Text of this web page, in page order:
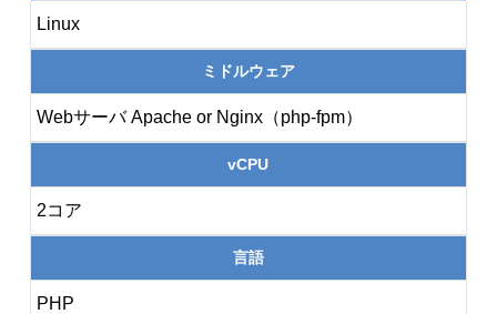
Linux
ミドルウェア
Webサーバ Apache or Nginx（php-fpm）
vCPU
2コア
言語
PHP